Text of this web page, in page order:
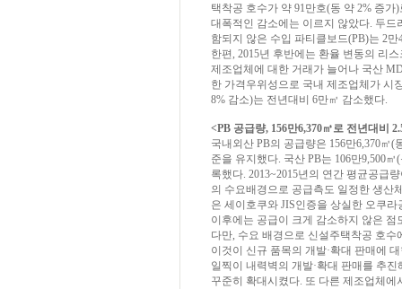
택착공 호수가 약 91만호(동 약 2% 증
대폭적인 감소에는 이르지 않았다. 두드
함되지 않은 수입 파티클보드(PB)는 2
한편, 2015년 후반에는 환율 변동의 리
제조업체에 대한 거래가 늘어나 국산
한 가격우위성으로 국내 제조업체가 시
8% 감소)는 전년대비 6만㎥ 감소했다.
<PB 공급량, 156만6,370㎥로 전년대비
국내외산 PB의 공급량은 156만6,370㎥
준을 유지했다. 국산 PB는 106만9,500
록했다. 2013~2015년의 연간 평균공급
의 수요배경으로 공급측도 일정한 생산
은 세이호쿠와 JIS인증을 상실한 오쿠
이후에는 공급이 크게 감소하지 않은 점
다만, 수요 배경으로 신설주택착공 호
이것이 신규 품목의 개발·확대 판매에
일찍이 내력벽의 개발·확대 판매를 추
꾸준히 확대시켰다. 또 다른 제조업체